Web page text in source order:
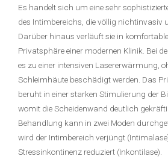
Es handelt sich um eine sehr
des Intimbereichs, die völlig nichtinvasiv
Darüber hinaus verläuft sie in
Privatsphäre einer modernen Klinik. Bei
es zu einer intensiven Lasererwärmung,
Schleimhäute beschädigt werden. Das
beruht in einer starken Stimulierung der
womit die Scheidenwand deutlich
Behandlung kann in zwei Moden
wird der Intimbereich verjüngt
Stressinkontinenz reduziert (Inkontilase).